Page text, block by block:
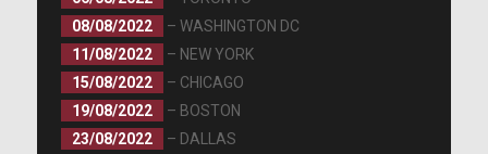
08/08/2022
– WASHINGTON DC
11/08/2022
– NEW YORK
15/08/2022
– CHICAGO
19/08/2022
– BOSTON
23/08/2022
– DALLAS